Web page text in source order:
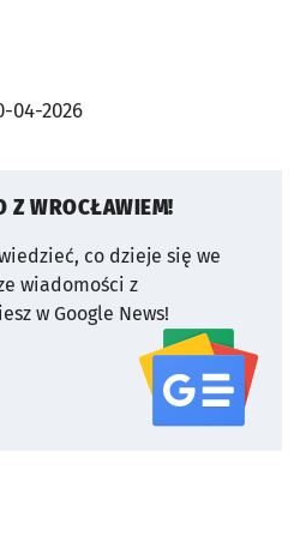
04-2026
Z WROCŁAWIEM!
co dzieje się we
wiadomości z
w Google News!
serwisu